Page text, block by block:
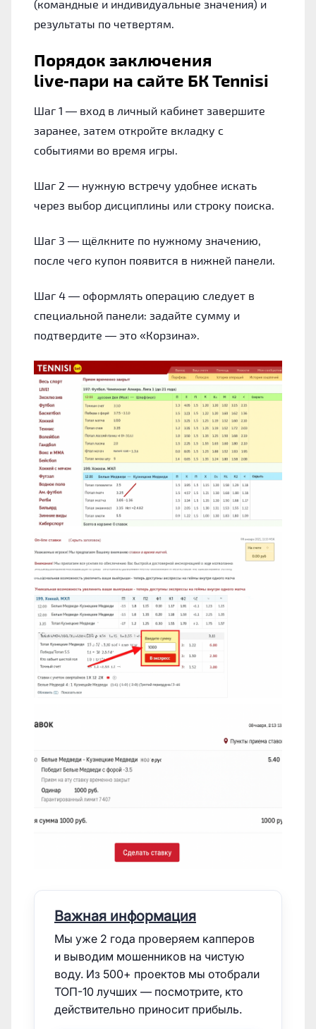
(командные и индивидуальные значения) и
результаты по четвертям.
Порядок заключения
live‑пари на сайте БК Tennisi
Шаг 1 — вход в личный кабинет завершите
заранее, затем откройте вкладку с
событиями во время игры.
Шаг 2 — нужную встречу удобнее искать
через выбор дисциплины или строку поиска.
Шаг 3 — щёлкните по нужному значению,
после чего купон появится в нижней панели.
Шаг 4 — оформлять операцию следует в
специальной панели: задайте сумму и
подтвердите — это «Корзина».
Важная информация
Мы уже 2 года проверяем капперов
и выводим мошенников на чистую
воду. Из 500+ проектов мы отобрали
ТОП-10 лучших — посмотрите, кто
действительно приносит прибыль.